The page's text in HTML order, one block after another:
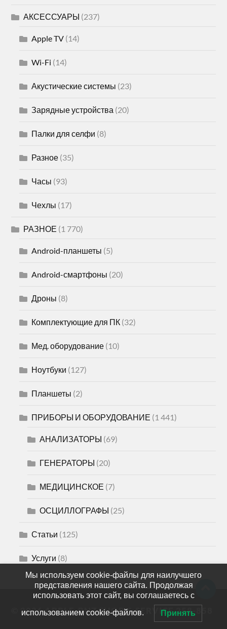
АКСЕССУАРЫ (237)
Apple TV (14)
Wi-Fi (14)
Акустические системы (23)
Зарядные устройства (20)
Палки для селфи (8)
Разное (35)
Часы (93)
Чехлы (17)
РАЗНОЕ (1 770)
Android-планшеты (5)
Android-смартфоны (20)
Дроны (8)
Комплектующие для ПК (32)
Мед. оборудование (10)
Ноутбуки (127)
Планшеты (2)
ПРИБОРЫ И ОБОРУДОВАНИЕ (1 441)
АНАЛИЗАТОРЫ (69)
ГЕНЕРАТОРЫ (20)
МЕДИЦИНСКОЕ (7)
ОСЦИЛЛОГРАФЫ (25)
Статьи (125)
Услуги (8)
© 2026APPLE-PNZ SHOP & SERVICE 258-858
Мы используем cookie-файлы для наилучшего
представления нашего сайта. Продолжая
использовать этот сайт, вы соглашаетесь с
использованием cookie-файлов. Принять